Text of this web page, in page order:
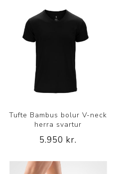
Tufte Bambus bolur V-neck
herra svartur
5.950 kr.